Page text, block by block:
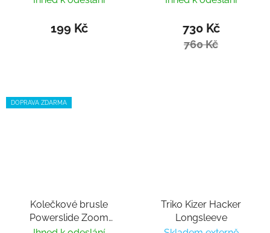
199 Kč 730 Kč
760 Kč
DOPRAVA ZDARMA
Kolečkové brusle
Powerslide Zoom
Torelli Pro 80
Triko Kizer Hacker
Longsleeve